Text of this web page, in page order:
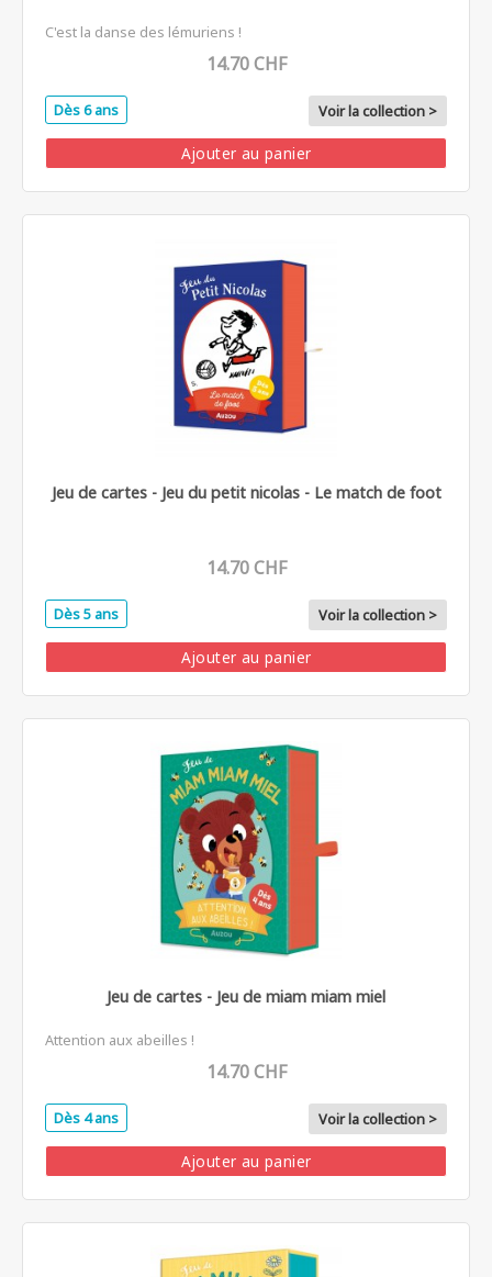
C'est la danse des lémuriens !
14.70 CHF
Dès 6 ans Voir la collection >
Ajouter au panier
Jeu de cartes - Jeu du petit nicolas - Le match de foot
14.70 CHF
Dès 5 ans Voir la collection >
Ajouter au panier
Jeu de cartes - Jeu de miam miam miel
Attention aux abeilles !
14.70 CHF
Dès 4 ans Voir la collection >
Ajouter au panier